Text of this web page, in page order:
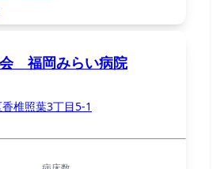
福岡みらい病院
椎照葉3丁目5-1